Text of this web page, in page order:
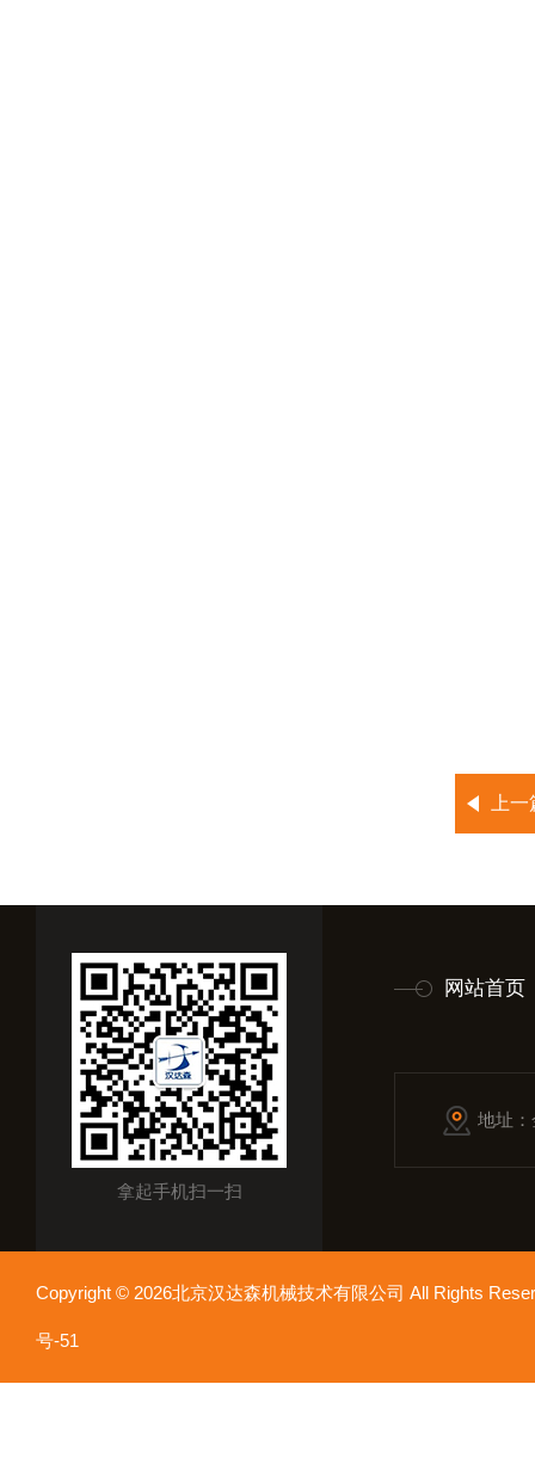
上
拿起手机扫一扫
网站首页
地址
Copyright © 2026北京汉达森机械技术有限公司 All Rights
号-51